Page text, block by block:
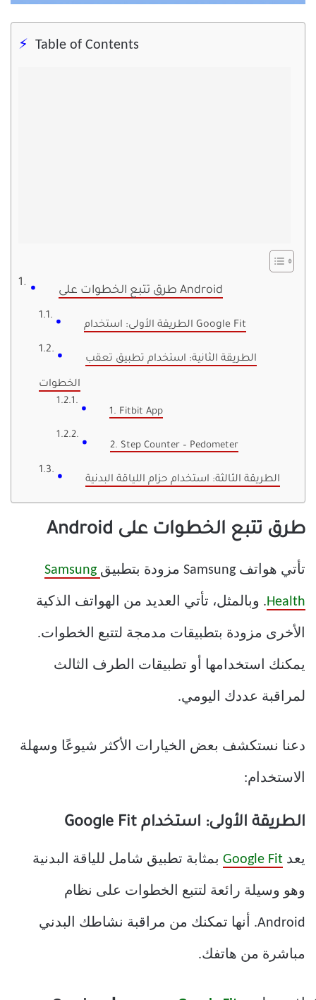
Table of Contents
طرق تتبع الخطوات على Android
الطريقة الأولى: استخدام Google Fit
الطريقة الثانية: استخدام تطبيق تعقب
الخطوات
1. Fitbit App
2. Step Counter – Pedometer
الطريقة الثالثة: استخدام حزام اللياقة البدنية
طرق تتبع الخطوات على Android
تأتي هواتف Samsung مزودة بتطبيق Samsung
Health . وبالمثل، تأتي العديد من الهواتف الذكية
الأخرى مزودة بتطبيقات مدمجة لتتبع الخطوات.
يمكنك استخدامها أو تطبيقات الطرف الثالث
لمراقبة عددك اليومي.
دعنا نستكشف بعض الخيارات الأكثر شيوعًا وسهلة
الاستخدام:
الطريقة الأولى: استخدام Google Fit
يعد Google Fit بمثابة تطبيق شامل للياقة البدنية
وهو وسيلة رائعة لتتبع الخطوات على نظام
Android. أنها تمكنك من مراقبة نشاطك البدني
مباشرة من هاتفك.